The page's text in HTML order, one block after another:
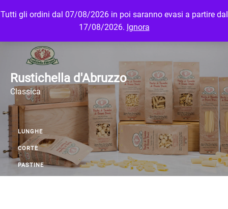
Tutti gli ordini dal 07/08/2026 in poi saranno evasi a partire dal
17/08/2026. Ignora
MENU LOGIN
Rustichella d'Abruzzo
Classica
LUNGHE
CORTE
PASTINE